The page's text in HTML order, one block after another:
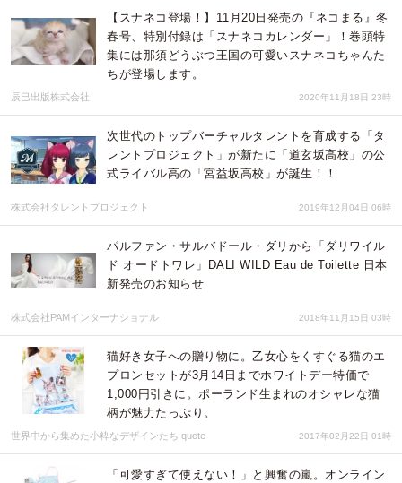
【スナネコ登場！】11月20日発売の『ネコまる』冬
春号、特別付録は「スナネコカレンダー」！巻頭特
集には那須どうぶつ王国の可愛いスナネコちゃんた
ちが登場します。
辰巳出版株式会社 2020年11月18日 23時
次世代のトップバーチャルタレントを育成する「タ
レントプロジェクト」が新たに「道玄坂高校」の公
式ライバル高の「宮益坂高校」が誕生！！
株式会社タレントプロジェクト 2019年12月04日 06時
パルファン・サルバドール・ダリから「ダリワイル
ド オードトワレ」DALI WILD Eau de Toilette 日本
新発売のお知らせ
株式会社PAMインターナショナル 2018年11月15日 03時
猫好き女子への贈り物に。乙女心をくすぐる猫のエ
プロンセットが3月14日までホワイトデー特価で
1,000円引きに。ポーランド生まれのオシャレな猫
柄が魅力たっぷり。
世界中から集めた小粋なデザインたち quote 2017年02月22日 01時
「可愛すぎて使えない！」と興奮の嵐。オンライン